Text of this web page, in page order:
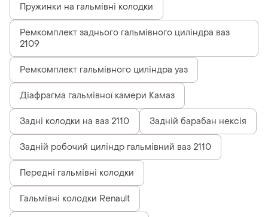
Пружинки на гальмівні колодки
Ремкомплект заднього гальмівного циліндра ваз
2109
Ремкомплект гальмівного циліндра уаз
Діафрагма гальмівної камери Камаз
Задні колодки на ваз 2110 Задній барабан нексія
Задній робочий циліндр гальмівний ваз 2110
Передні гальмівні колодки
Гальмівні колодки Renault